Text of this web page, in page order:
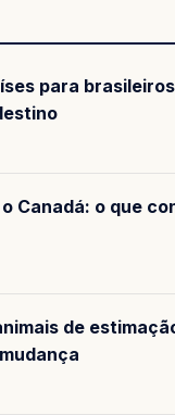
para
Canadá: o que
de